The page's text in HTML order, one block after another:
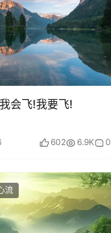
会飞!我要飞!
602 6.9K 0
流